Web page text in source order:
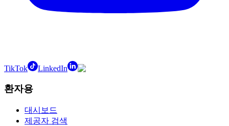
TikTok LinkedIn
환자용
대시보드
제공자 검색